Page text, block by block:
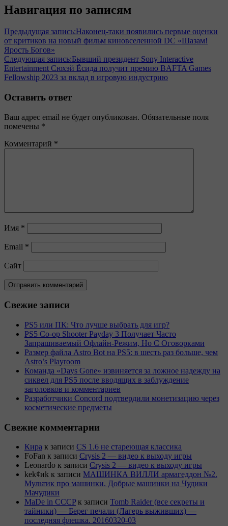
Навигация по записям
Предыдущая запись:Наконец-таки появились первые оценки
от критиков на новый фильм киновселенной DC «Шазам!
Ярость Богов»
Следующая запись:Бывший президент Sony Interactive
Entertainment Сюхэй Ёсида получит премию BAFTA Games
Fellowship 2023 за вклад в игровую индустрию
Оставить ответ
Ваш адрес email не будет опубликован. Обязательные поля
помечены *
Комментарий *
Имя *
Email *
Сайт
Свежие записи
PS5 или ПК: Что лучше выбрать для игр?
PS5 Co-op Shooter Payday 3 Получает Часто
Запрашиваемый Офлайн-Режим, Но С Оговорками
Размер файла Astro Bot на PS5: в шесть раз больше, чем
Astro’s Playroom
Команда «Days Gone» извиняется за ложное надежду на
сиквел для PS5 после вводящих в заблуждение
заголовков и комментариев
Разработчики Concord подтвердили монетизацию через
косметические предметы
Свежие комментарии
Кира к записи CS 1.6 не стареющая классика
FoFan к записи Crysis 2 — видео к выходу игры
Leonardo к записи Crysis 2 — видео к выходу игры
kek¢иk к записи МАШИНКА ВИЛЛИ армагеддон №2.
Мультик про машинки. Добрые машинки на Чудики
Мачудики
MaDe in CCCP к записи Tomb Raider (все секреты и
тайники) — Берег печали (Лагерь выживших) —
последняя флешка. 20160320-03